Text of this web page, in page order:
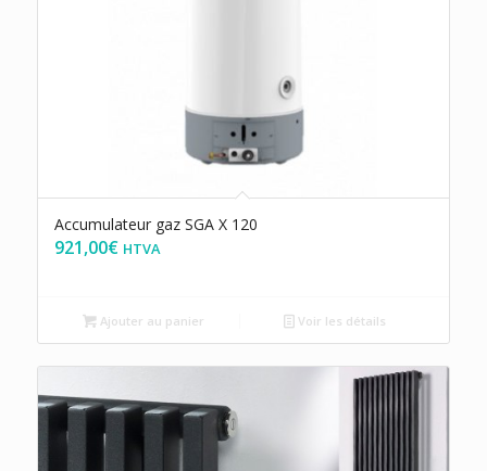
Accumulateur gaz SGA X 120
921,00€ HTVA
Ajouter au panier Voir les détails